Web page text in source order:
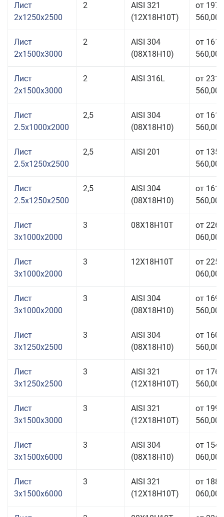
Лист
2x1250x2500
2
AISI 321
(12Х18Н10Т)
от 197
560,00
Лист
2x1500x3000
2
AISI 304
(08Х18Н10)
от 161
560,00
Лист
2x1500x3000
2 AISI 316L
от 231
560,00
Лист
2.5x1000x2000
2,5
AISI 304
(08Х18Н10)
от 161
560,00
Лист
2.5x1250x2500
2,5 AISI 201
от 135
560,00
Лист
2.5x1250x2500
2,5
AISI 304
(08Х18Н10)
от 161
560,00
Лист
3x1000x2000
3 08Х18Н10Т
от 226
060,00
Лист
3x1000x2000
3 12Х18Н10Т
от 225
060,00
Лист
3x1000x2000
3
AISI 304
(08Х18Н10)
от 169
560,00
Лист
3x1250x2500
3
AISI 304
(08Х18Н10)
от 160
560,00
Лист
3x1250x2500
3
AISI 321
(12Х18Н10Т)
от 176
560,00
Лист
3x1500x3000
3
AISI 321
(12Х18Н10Т)
от 199
560,00
Лист
3x1500x6000
3
AISI 304
(08Х18Н10)
от 154
060,00
Лист
3x1500x6000
3
AISI 321
(12Х18Н10Т)
от 188
060,00